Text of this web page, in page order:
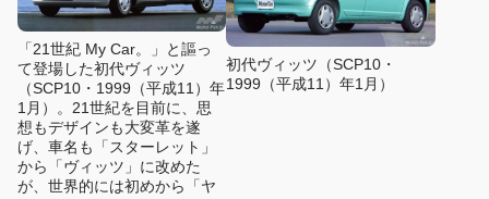
「21世紀 My Car。」と謳っ
て登場した初代ヴィッツ
（SCP10・1999（平成11）年
1月）。21世紀を目前に、思
想もデザインも大変革を遂
げ、車名も「スターレット」
から「ヴィッツ」に改めた
が、世界的には初めから「ヤ
初代ヴィッツ（SCP10・
1999（平成11）年1月）